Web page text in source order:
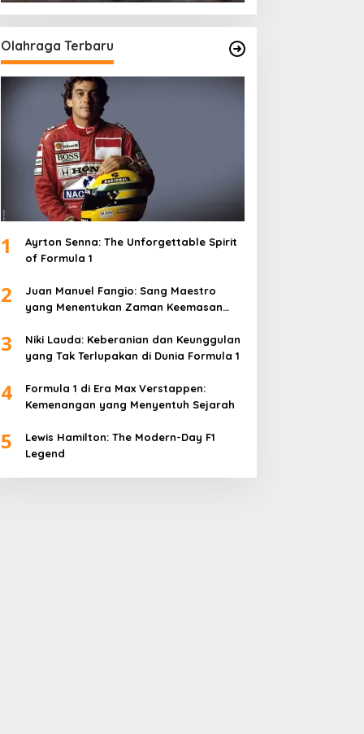
Olahraga Terbaru
1
Ayrton Senna: The Unforgettable Spirit
of Formula 1
2
Juan Manuel Fangio: Sang Maestro
yang Menentukan Zaman Keemasan
3
Niki Lauda: Keberanian dan Keunggulan
yang Tak Terlupakan di Dunia Formula 1
4
Formula 1 di Era Max Verstappen:
Kemenangan yang Menyentuh Sejarah
5
Lewis Hamilton: The Modern-Day F1
Legend